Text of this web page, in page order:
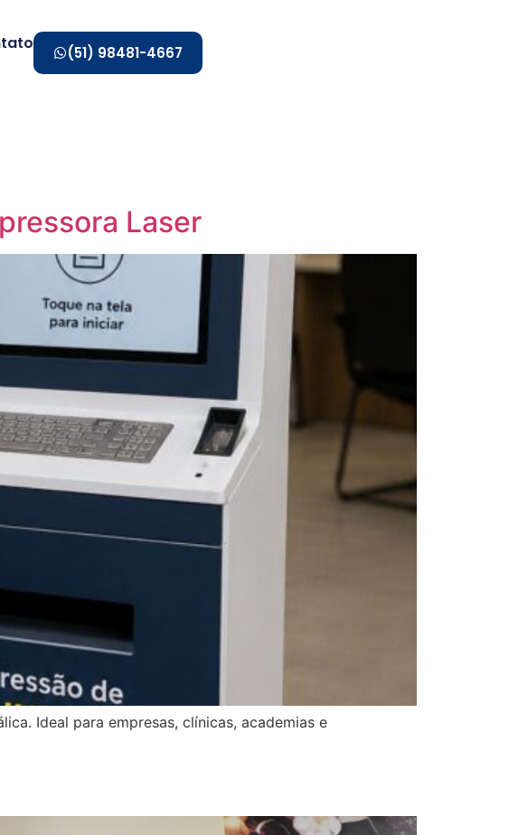
(51) 98481-4667
Laser
Ideal para empresas, clínicas, academias e